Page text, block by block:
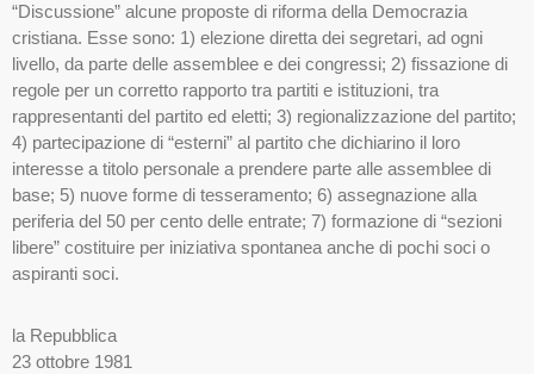
“Discussione” alcune proposte di riforma della Democrazia
cristiana. Esse sono: 1) elezione diretta dei segretari, ad ogni
livello, da parte delle assemblee e dei congressi; 2) fissazione di
regole per un corretto rapporto tra partiti e istituzioni, tra
rappresentanti del partito ed eletti; 3) regionalizzazione del partito;
4) partecipazione di “esterni” al partito che dichiarino il loro
interesse a titolo personale a prendere parte alle assemblee di
base; 5) nuove forme di tesseramento; 6) assegnazione alla
periferia del 50 per cento delle entrate; 7) formazione di “sezioni
libere” costituire per iniziativa spontanea anche di pochi soci o
aspiranti soci.
la Repubblica
23 ottobre 1981